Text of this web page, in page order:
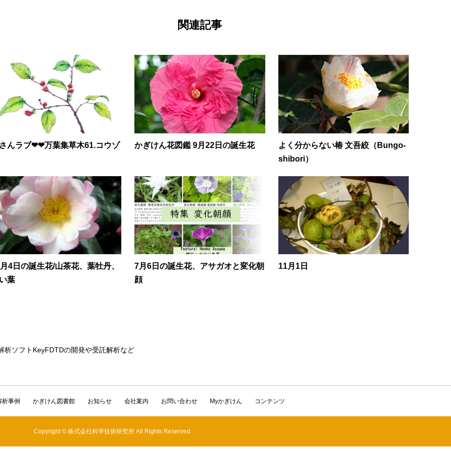
関連記事
んラブ❤❤万葉集草木61.コウゾ かぎけん花図鑑 9月22日の誕生花
よく分からない椿 文吾絞（Bungo-
shibori）
4日の誕生花/山茶花、葉牡丹、
葉
7月6日の誕生花、アサガオと変化朝
顔
11月1日
析ソフトKeyFDTDの開発や受託解析など
事例 かぎけん図書館 お知らせ 会社案内 お問い合わせ Myかぎけん コンテンツ
Copyright © 株式会社科学技術研究所 All Rights Reserved.